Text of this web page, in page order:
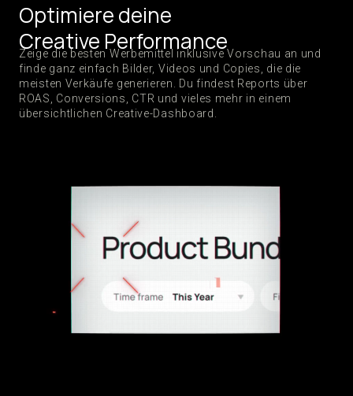
Optimiere deine
Creative Performance
Zeige die besten Werbemittel inklusive Vorschau an und
finde ganz einfach Bilder, Videos und Copies, die die
meisten Verkäufe generieren. Du findest Reports über
ROAS, Conversions, CTR und vieles mehr in einem
übersichtlichen Creative-Dashboard.